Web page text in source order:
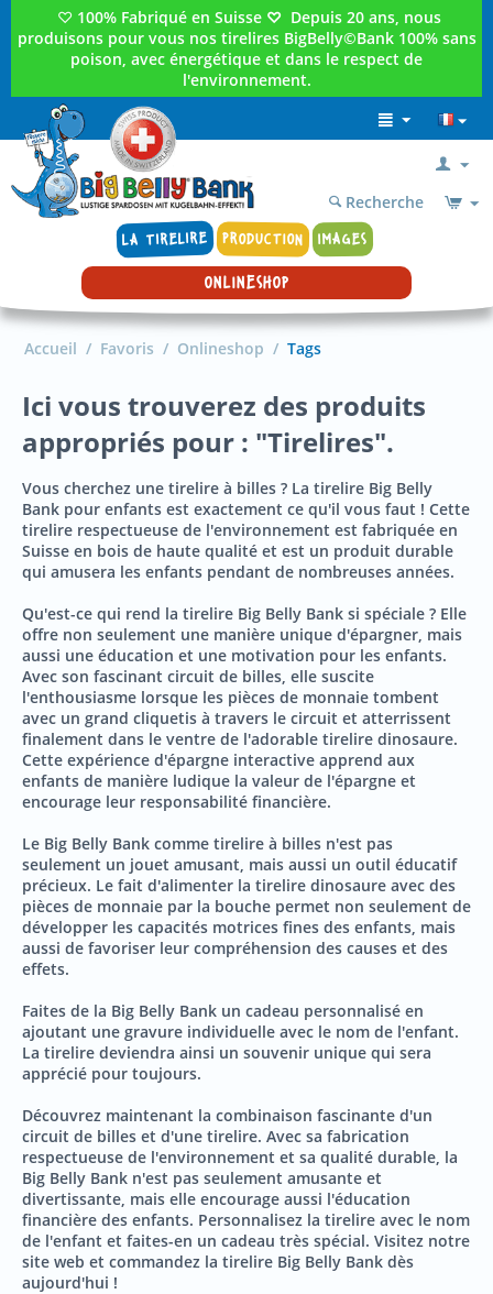
♡ 100% Fabriqué en Suisse ♡ Depuis 20 ans, nous
produisons pour vous nos tirelires BigBelly©Bank 100% sans
poison, avec énergétique et dans le respect de
l'environnement.
LA TIRELIRE PRODUCTION IMAGES
Recherche
ONLINESHOP
Accueil / Favoris / Onlineshop / Tags
Ici vous trouverez des produits
appropriés pour : "Tirelires".
Vous cherchez une tirelire à billes ? La tirelire Big Belly
Bank pour enfants est exactement ce qu'il vous faut ! Cette
tirelire respectueuse de l'environnement est fabriquée en
Suisse en bois de haute qualité et est un produit durable
qui amusera les enfants pendant de nombreuses années.
Qu'est-ce qui rend la tirelire Big Belly Bank si spéciale ? Elle
offre non seulement une manière unique d'épargner, mais
aussi une éducation et une motivation pour les enfants.
Avec son fascinant circuit de billes, elle suscite
l'enthousiasme lorsque les pièces de monnaie tombent
avec un grand cliquetis à travers le circuit et atterrissent
finalement dans le ventre de l'adorable tirelire dinosaure.
Cette expérience d'épargne interactive apprend aux
enfants de manière ludique la valeur de l'épargne et
encourage leur responsabilité financière.
Le Big Belly Bank comme tirelire à billes n'est pas
seulement un jouet amusant, mais aussi un outil éducatif
précieux. Le fait d'alimenter la tirelire dinosaure avec des
pièces de monnaie par la bouche permet non seulement de
développer les capacités motrices fines des enfants, mais
aussi de favoriser leur compréhension des causes et des
effets.
Faites de la Big Belly Bank un cadeau personnalisé en
ajoutant une gravure individuelle avec le nom de l'enfant.
La tirelire deviendra ainsi un souvenir unique qui sera
apprécié pour toujours.
Découvrez maintenant la combinaison fascinante d'un
circuit de billes et d'une tirelire. Avec sa fabrication
respectueuse de l'environnement et sa qualité durable, la
Big Belly Bank n'est pas seulement amusante et
divertissante, mais elle encourage aussi l'éducation
financière des enfants. Personnalisez la tirelire avec le nom
de l'enfant et faites-en un cadeau très spécial. Visitez notre
site web et commandez la tirelire Big Belly Bank dès
aujourd'hui !